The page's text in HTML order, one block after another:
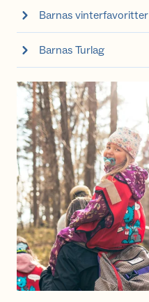
Barnas vinterfavoritter
Barnas Turlag